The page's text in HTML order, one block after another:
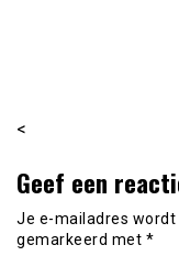
<
Geef een
Je e-mailadres wordt
gemarkeerd met *